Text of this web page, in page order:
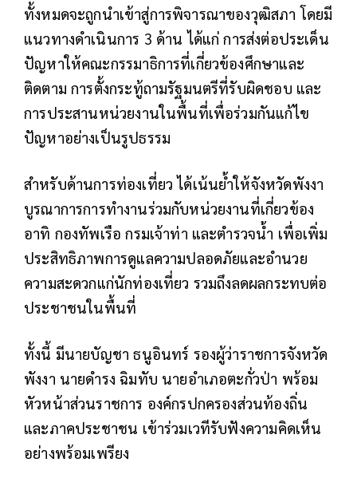
ทั้งหมดจะถูกนำเข้าสู่การพิจารณาของวุฒิสภา โดยมี
แนวทางดำเนินการ 3 ด้าน ได้แก่ การส่งต่อประเด็น
ปัญหาให้คณะกรรมาธิการที่เกี่ยวข้องศึกษาและ
ติดตาม การตั้งกระทู้ถามรัฐมนตรีที่รับผิดชอบ และ
การประสานหน่วยงานในพื้นที่เพื่อร่วมกันแก้ไข
ปัญหาอย่างเป็นรูปธรรม
สำหรับด้านการท่องเที่ยว ได้เน้นย้ำให้จังหวัดพังงา
บูรณาการการทำงานร่วมกับหน่วยงานที่เกี่ยวข้อง
อาทิ กองทัพเรือ กรมเจ้าท่า และตำรวจน้ำ เพื่อเพิ่ม
ประสิทธิภาพการดูแลความปลอดภัยและอำนวย
ความสะดวกแก่นักท่องเที่ยว รวมถึงลดผลกระทบต่อ
ประชาชนในพื้นที่
ทั้งนี้ มีนายบัญชา ธนูอินทร์ รองผู้ว่าราชการจังหวัด
พังงา นายดำรง ฉิมทับ นายอำเภอตะกั่วป่า พร้อม
หัวหน้าส่วนราชการ องค์กรปกครองส่วนท้องถิ่น
และภาคประชาชน เข้าร่วมเวทีรับฟังความคิดเห็น
อย่างพร้อมเพรียง